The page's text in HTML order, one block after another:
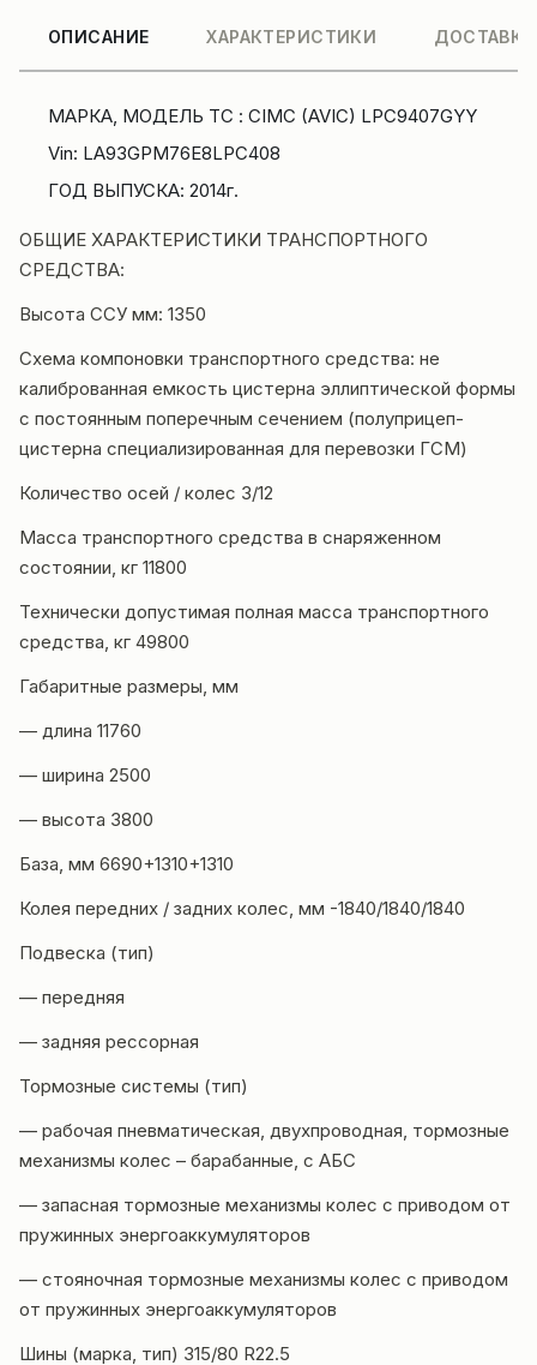
ОПИСАНИЕ ХАРАКТЕРИСТИКИ
МАРКА, МОДЕЛЬ ТС : CIMC (AVIC) LPC9407GYY
Vin: LA93GPM76E8LPC408
ГОД ВЫПУСКА: 2014г.
ОБЩИЕ ХАРАКТЕРИСТИКИ ТРАНСПОРТНОГО
СРЕДСТВА:
Высота ССУ мм: 1350
Схема компоновки транспортного средства: не
калиброванная емкость цистерна эллиптической формы
с постоянным поперечным сечением (полуприцеп-
цистерна специализированная для перевозки ГСМ)
Количество осей / колес 3/12
Масса транспортного средства в снаряженном
состоянии, кг 11800
Технически допустимая полная масса транспортного
средства, кг 49800
Габаритные размеры, мм
— длина 11760
— ширина 2500
— высота 3800
База, мм 6690+1310+1310
Колея передних / задних колес, мм -1840/1840/1840
Подвеска (тип)
— передняя
— задняя рессорная
Тормозные системы (тип)
— рабочая пневматическая, двухпроводная, тормозные
механизмы колес – барабанные, с АБС
— запасная тормозные механизмы колес с приводом от
пружинных энергоаккумуляторов
— стояночная тормозные механизмы колес с приводом
от пружинных энергоаккумуляторов
Шины (марка, тип) 315/80 R22.5